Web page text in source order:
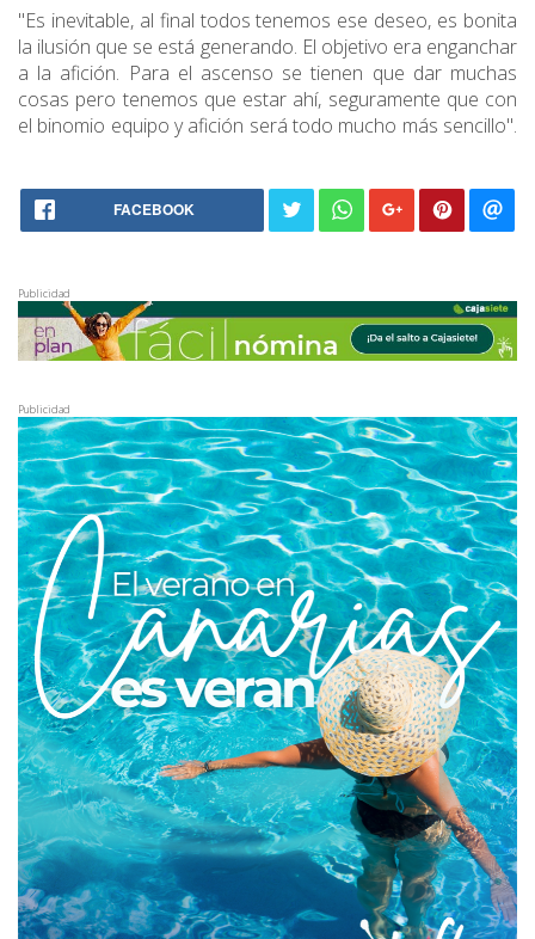
"Es inevitable, al final todos tenemos ese deseo, es bonita
la ilusión que se está generando. El objetivo era enganchar
a la afición. Para el ascenso se tienen que dar muchas
cosas pero tenemos que estar ahí, seguramente que con
el binomio equipo y afición será todo mucho más sencillo".
FACEBOOK
Publicidad
Publicidad